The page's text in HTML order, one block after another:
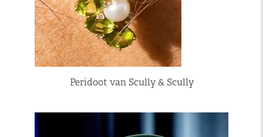
Peridoot van Scully & Scully